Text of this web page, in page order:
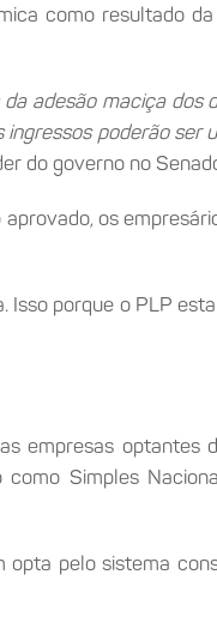
como resultado
adesão maciça dos
poderão ser
do governo no
os
Isso porque o PLP
empresas optantes
Simples
opta pelo sistema